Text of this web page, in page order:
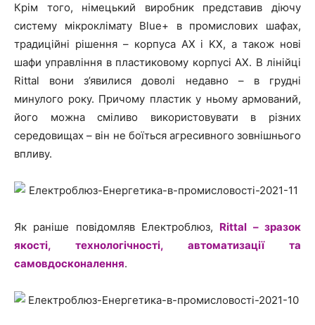
Крім того, німецький виробник представив діючу
систему мікроклімату Blue+ в промислових шафах,
традиційні рішення – корпуса AX і KX, а також нові
шафи управління в пластиковому корпусі AX. В лінійці
Rittal вони з’явилися доволі недавно – в грудні
минулого року. Причому пластик у ньому армований,
його можна сміливо використовувати в різних
середовищах – він не боїться агресивного зовнішнього
впливу.
Як раніше повідомляв Електроблюз, Rittal – зразок
якості, технологічності, автоматизації та
самовдосконалення.